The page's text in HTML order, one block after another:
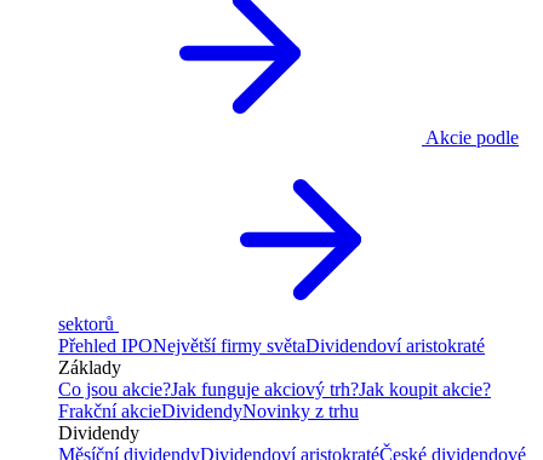
Akcie podle
sektorů
Přehled IPONejvětší firmy světaDividendoví aristokraté
Základy
Co jsou akcie?Jak funguje akciový trh?Jak koupit akcie?
Frakční akcieDividendyNovinky z trhu
Dividendy
Měsíční dividendyDividendoví aristokratéČeské dividendové